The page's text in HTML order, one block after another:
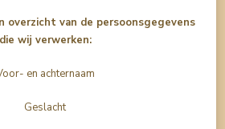
overzicht van de persoonsgegevens
die wij verwerken:
en achternaam
Geslacht